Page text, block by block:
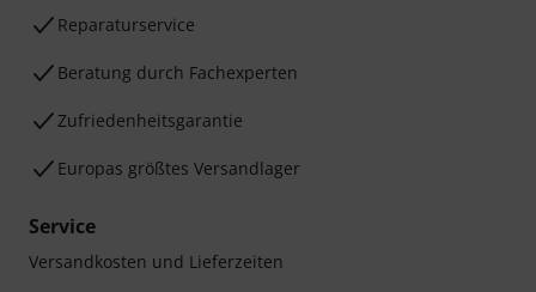
Reparaturservice
Beratung durch Fachexperten
Zufriedenheitsgarantie
Europas größtes Versandlager
Service
Versandkosten und Lieferzeiten